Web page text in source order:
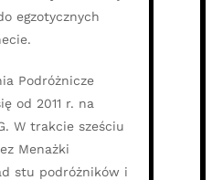
egzotycznych
Podróżnicze
od 2011 r. na
W trakcie sześciu
Menażki
stu podróżników i